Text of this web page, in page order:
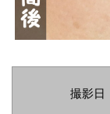
撮影日